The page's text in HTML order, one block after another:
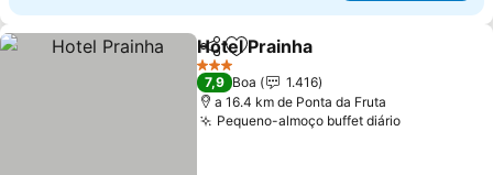
PartilharAdicionar aos favoritos
Hotel Prainha
3 Estrelas
7,9 Boa
1.416
a 16.4 km de Ponta da Fruta
Pequeno-almoço buffet diárioVer preços